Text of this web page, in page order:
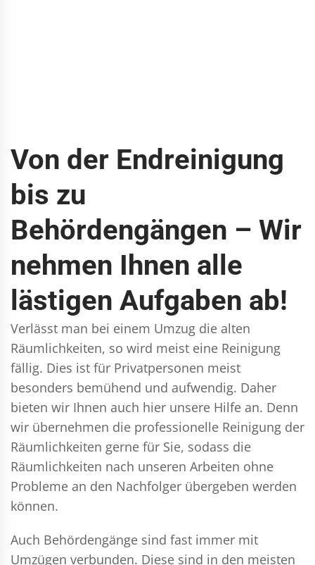
Von der Endreinigung
bis zu
Behördengängen – Wir
nehmen Ihnen alle
lästigen Aufgaben ab!
Verlässt man bei einem Umzug die alten
Räumlichkeiten, so wird meist eine Reinigung
fällig. Dies ist für Privatpersonen meist
besonders bemühend und aufwendig. Daher
bieten wir Ihnen auch hier unsere Hilfe an. Denn
wir übernehmen die professionelle Reinigung der
Räumlichkeiten gerne für Sie, sodass die
Räumlichkeiten nach unseren Arbeiten ohne
Probleme an den Nachfolger übergeben werden
können.
Auch Behördengänge sind fast immer mit
Umzügen verbunden. Diese sind in den meisten